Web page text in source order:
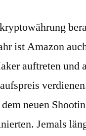
ist Amazon
auftreten und
neuen
Jemals